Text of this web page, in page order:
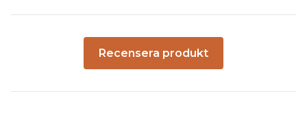
Recensera produkt